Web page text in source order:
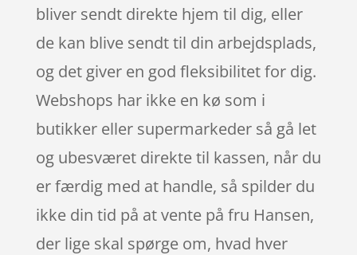
bliver sendt direkte hjem til dig, eller
de kan blive sendt til din arbejdsplads,
og det giver en god fleksibilitet for dig.
Webshops har ikke en kø som i
butikker eller supermarkeder så gå let
og ubesværet direkte til kassen, når du
er færdig med at handle, så spilder du
ikke din tid på at vente på fru Hansen,
der lige skal spørge om, hvad hver